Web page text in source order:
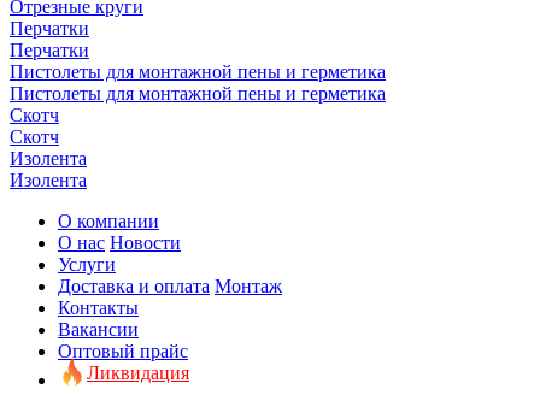
Отрезные круги
Перчатки
Перчатки
Пистолеты для монтажной пены и герметика
Пистолеты для монтажной пены и герметика
Скотч
Скотч
Изолента
Изолента
О компании
О нас Новости
Услуги
Доставка и оплата Монтаж
Контакты
Вакансии
Оптовый прайс
Ликвидация